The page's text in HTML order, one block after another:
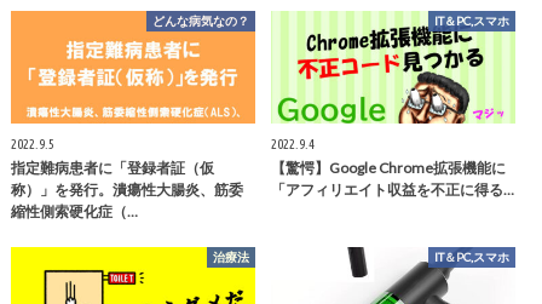
どんな病気なの？
2022.9.5
指定難病患者に「登録者証（仮
称）」を発行。潰瘍性大腸炎、筋委
縮性側索硬化症（…
IT＆PC,スマホ
2022.9.4
【驚愕】Google Chrome拡張機能に
「アフィリエイト収益を不正に得る…
治療法 IT＆PC,スマホ